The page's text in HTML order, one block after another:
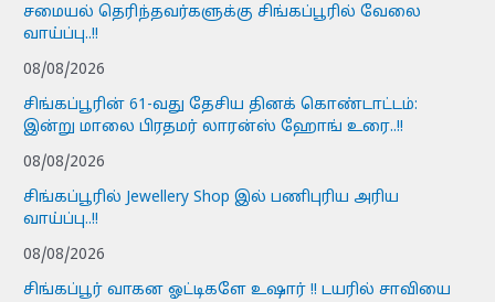
சமையல் தெரிந்தவர்களுக்கு சிங்கப்பூரில் வேலை
வாய்ப்பு..!!
08/08/2026
சிங்கப்பூரின் 61-வது தேசிய தினக் கொண்டாட்டம்:
இன்று மாலை பிரதமர் லாரன்ஸ் ஹோங் உரை..!!
08/08/2026
சிங்கப்பூரில் Jewellery Shop இல் பணிபுரிய அரிய
வாய்ப்பு..!!
08/08/2026
சிங்கப்பூர் வாகன ஓட்டிகளே உஷார் !! டயரில் சாவியை